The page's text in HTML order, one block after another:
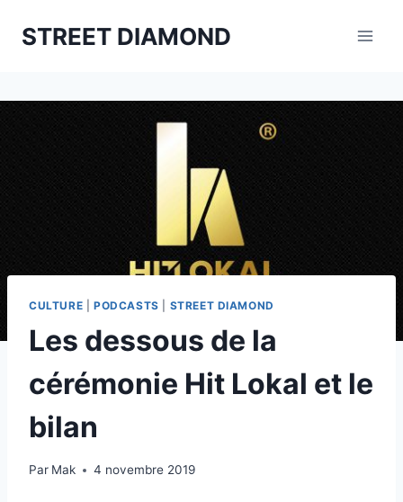
STREET DIAMOND
CULTURE PODCASTS STREET DIAMOND
Les dessous de la
cérémonie Hit Lokal et le
bilan
Par Mak 4 novembre 2019